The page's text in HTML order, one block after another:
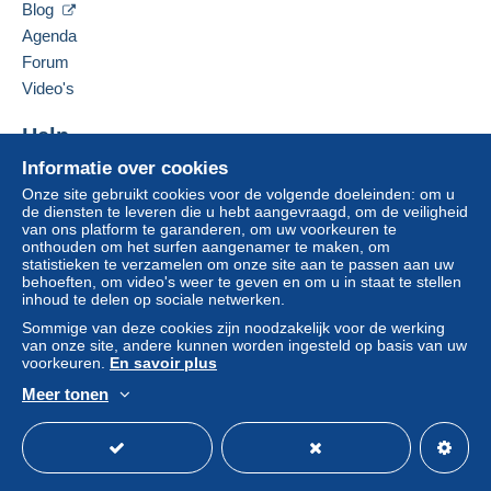
Brief (normaal/klein formaat)
€ 0,90
Aanmel
Inschrij
Betalingsvoorwaarden:
Alle betalingen worden gedaan metcredit/debitcardof
overschrijving naar uw saldo. Er worden geen
rechtstreeks aan de verkoper.
De koper gebruikt de middelen die Delcampe ter
beschikking stelt in de pagina "
Mijn aankopen: Betalen
".
Deze verkoper toevoegen aan mijn favorieten
Informatie over cookies
Onze site gebruikt cookies voor de volgende doeleinden: om u
de diensten te leveren die u hebt aangevraagd, om de veiligheid
van ons platform te garanderen, om uw voorkeuren te
onthouden om het surfen aangenamer te maken, om
statistieken te verzamelen om onze site aan te passen aan uw
behoeften, om video's weer te geven en om u in staat te stellen
inhoud te delen op sociale netwerken.
Sommige van deze cookies zijn noodzakelijk voor de werking
van onze site, andere kunnen worden ingesteld op basis van uw
voorkeuren. En savoir plus
Meer tonen
Blog
Agenda
Forum
Video's
Help
Hulpcentrum
Kopen op Delcampe
Verkopen op Delcampe
Een beveiligde website